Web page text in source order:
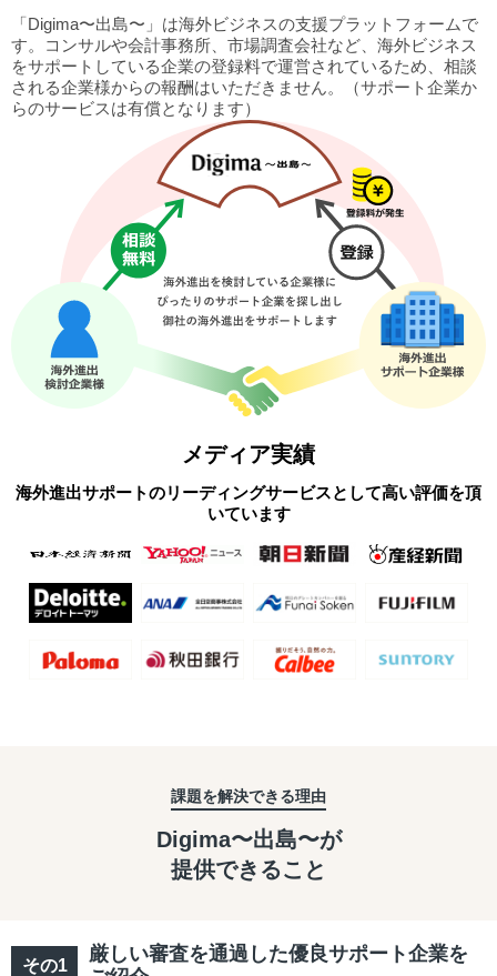
「Digima〜出島〜」は海外ビジネスの支援プラットフォームで
す。
コンサルや会計事務所、市場調査会社など、海外ビジネス
をサポートしている企業の登録料で運営されているため、相談
される企業様からの報酬はいただきません。
（サポート企業か
らのサービスは有償となります）
メディア実績
海外進出サポートのリーディングサービスとして高い評価を頂
いています
課題を解決できる理由
Digima〜出島〜が
提供できること
厳しい審査を通過した優良サポート企業を